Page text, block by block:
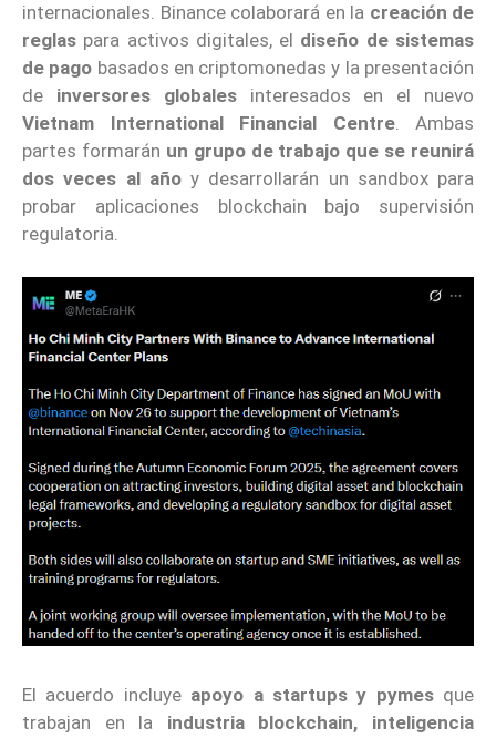
internacionales. Binance colaborará en la creación de
reglas para activos digitales, el diseño de sistemas
de pago basados en criptomonedas y la presentación
de inversores globalesinteresados en el nuevo
Vietnam International Financial Centre. Ambas
partes formarán un grupo de trabajo que se reunirá
dos veces al añoy desarrollarán un sandbox para
probar aplicaciones blockchain bajo supervisión
regulatoria.
El acuerdo incluye apoyo a startups y pymesque
trabajan en la industria blockchain, inteligencia